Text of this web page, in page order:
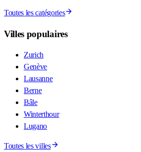
Toutes les catégories
Villes populaires
Zurich
Genève
Lausanne
Berne
Bâle
Winterthour
Lugano
Toutes les villes